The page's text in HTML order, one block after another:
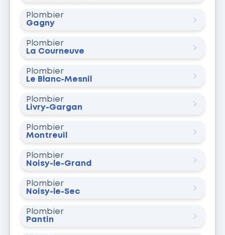
Plombier
Gagny
Plombier
La Courneuve
Plombier
Le Blanc-Mesnil
Plombier
Livry-Gargan
Plombier
Montreuil
Plombier
Noisy-le-Grand
Plombier
Noisy-le-Sec
Plombier
Pantin